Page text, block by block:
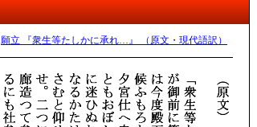
願立 『衆生等たしかに承れ…』 （原文・現代語訳）